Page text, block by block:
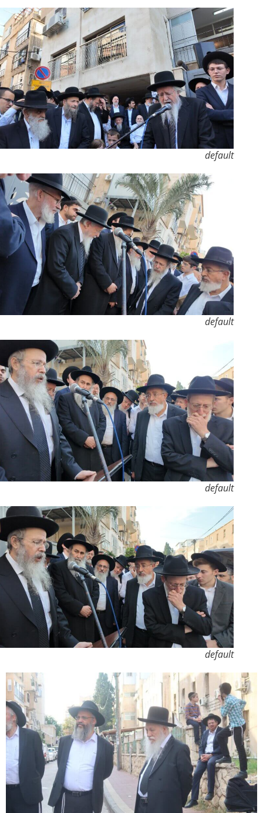
default
default
default
default